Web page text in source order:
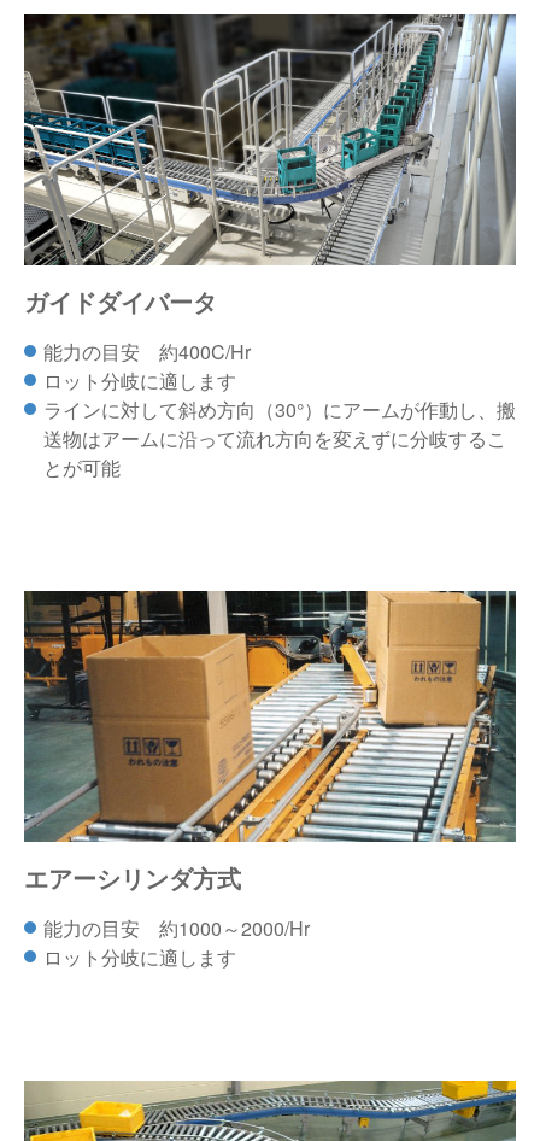
ガイドダイバータ
能力の目安 約400C/Hr
ロット分岐に適します
ラインに対して斜め方向（30°）にアームが作動し、搬
送物はアームに沿って流れ方向を変えずに分岐するこ
とが可能
エアーシリンダ方式
能力の目安 約1000～2000/Hr
ロット分岐に適します